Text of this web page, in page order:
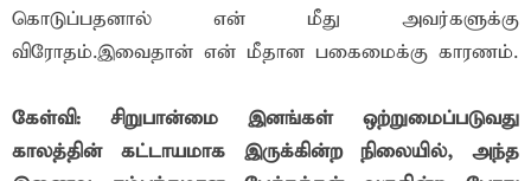
கொடுப்பதனால் என் மீது அவர்களுக்கு
விரோதம்.இவைதான் என் மீதான பகைமைக்கு காரணம்.
கேள்வி: சிறுபான்மை இனங்கள் ஒற்றுமைப்படுவது
காலத்தின் கட்டாயமாக இருக்கின்ற நிலையில், அந்த